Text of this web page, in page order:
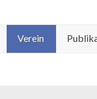
Verein